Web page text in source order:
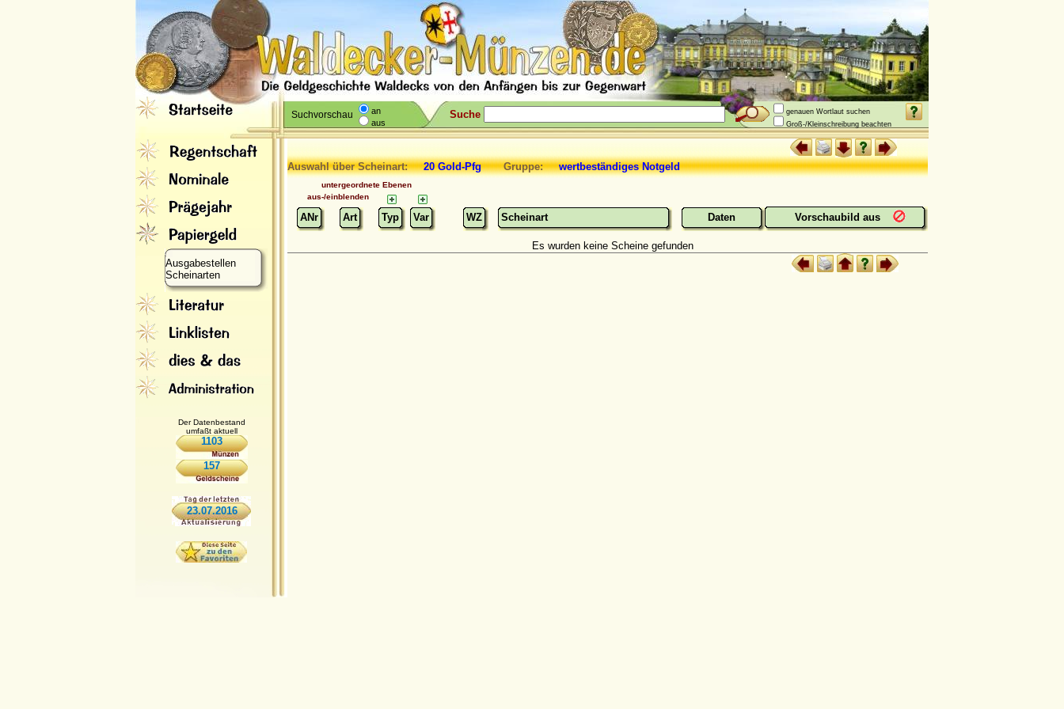
Suchvorschau
an
aus
Suche
genauen Wortlaut suchen
Groß-/Kleinschreibung beachten
Ausgabestellen
Scheinarten
Der Datenbestand
umfaßt aktuell
1103
157
23.07.2016
Auswahl über Scheinart:20 Gold-PfgGruppe:wertbeständiges Notgeld
untergeordnete Ebenen
aus-/einblenden
ANr Art Typ Var WZ Scheinart Daten Vorschaubild aus
Es wurden keine Scheine gefunden